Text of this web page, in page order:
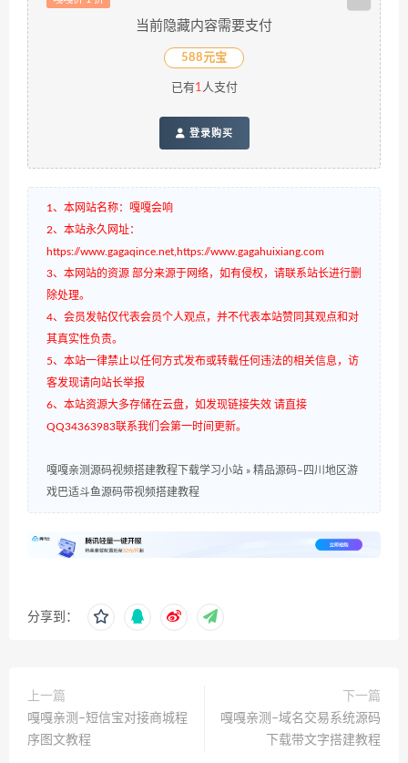
当前隐藏内容需要支付
588元宝
已有1人支付
登录购买
1、本网站名称：嘎嘎会响
2、本站永久网址：
https://www.gagaqince.net,https://www.gagahuixiang.com
3、本网站的资源 部分来源于网络，如有侵权，请联系站长进行删
除处理。
4、会员发帖仅代表会员个人观点，并不代表本站赞同其观点和对
其真实性负责。
5、本站一律禁止以任何方式发布或转载任何违法的相关信息，访
客发现请向站长举报
6、本站资源大多存储在云盘，如发现链接失效 请直接
QQ34363983联系我们会第一时间更新。
嘎嘎亲测源码视频搭建教程下载学习小站 » 精品源码–四川地区游
戏巴适斗鱼源码带视频搭建教程
分享到：
上一篇
嘎嘎亲测–短信宝对接商城程
序图文教程
下一篇
嘎嘎亲测–域名交易系统源码
下载带文字搭建教程